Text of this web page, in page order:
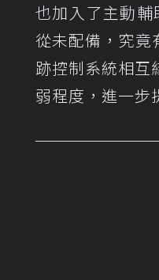
也加入了主動
從未配備，究竟
跡控制系統相互
弱程度，進一步